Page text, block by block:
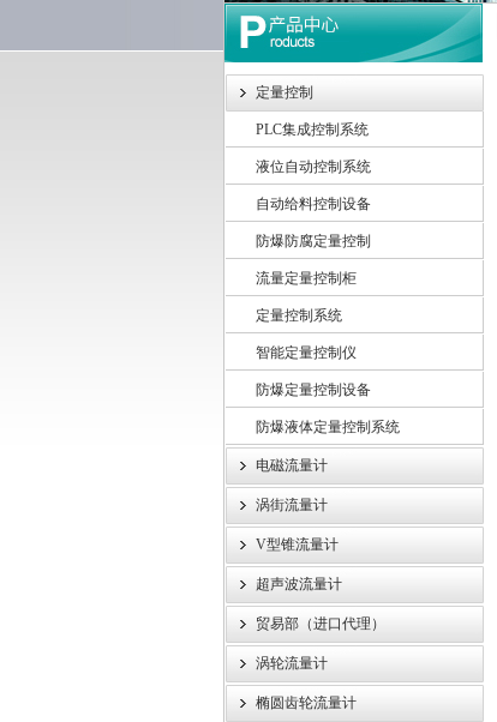
上海龙魁工业技术有限责任公司
定量控制
PLC集成控制系统
液位自动控制系统
自动给料控制设备
防爆防腐定量控制
流量定量控制柜
定量控制系统
智能定量控制仪
防爆定量控制设备
防爆液体定量控制系统
电磁流量计
涡街流量计
V型锥流量计
超声波流量计
贸易部（进口代理）
涡轮流量计
椭圆齿轮流量计